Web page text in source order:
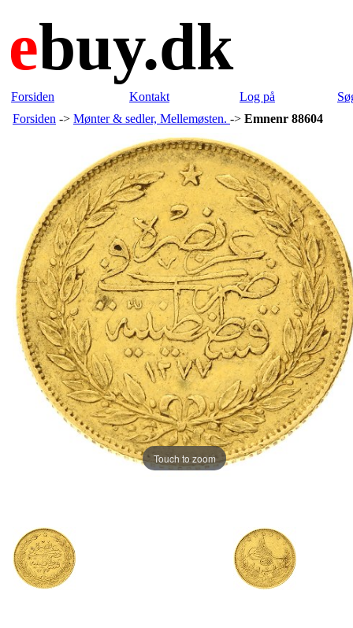
ebuy.dk
Forsiden Kontakt Log på
Forsiden -> Mønter & sedler, Mellemøsten. -> Emnenr 88604
Touch to zoom